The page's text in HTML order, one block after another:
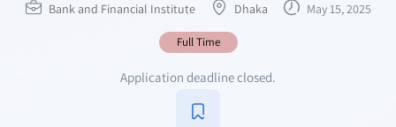
Bank and Financial Institute Dhaka May 15, 2025
Full Time
Application deadline closed.